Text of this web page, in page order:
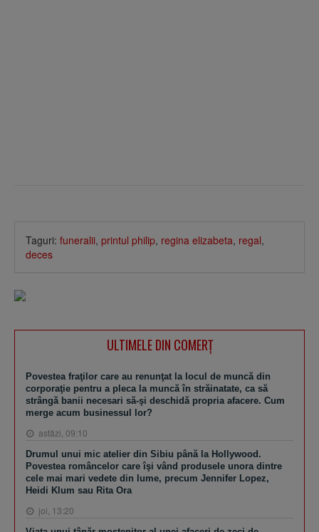
Taguri: funeralii, printul philip, regina elizabeta, regal,
deces
ULTIMELE DIN COMERȚ
Povestea fraţilor care au renunţat la locul de muncă din
corporaţie pentru a pleca la muncă în străinatate, ca să
strângă banii necesari să-şi deschidă propria afacere. Cum
merge acum businessul lor?
astăzi, 09:10
Drumul unui mic atelier din Sibiu până la Hollywood.
Povestea româncelor care îşi vând produsele unora dintre
cele mai mari vedete din lume, precum Jennifer Lopez,
Heidi Klum sau Rita Ora
joi, 13:20